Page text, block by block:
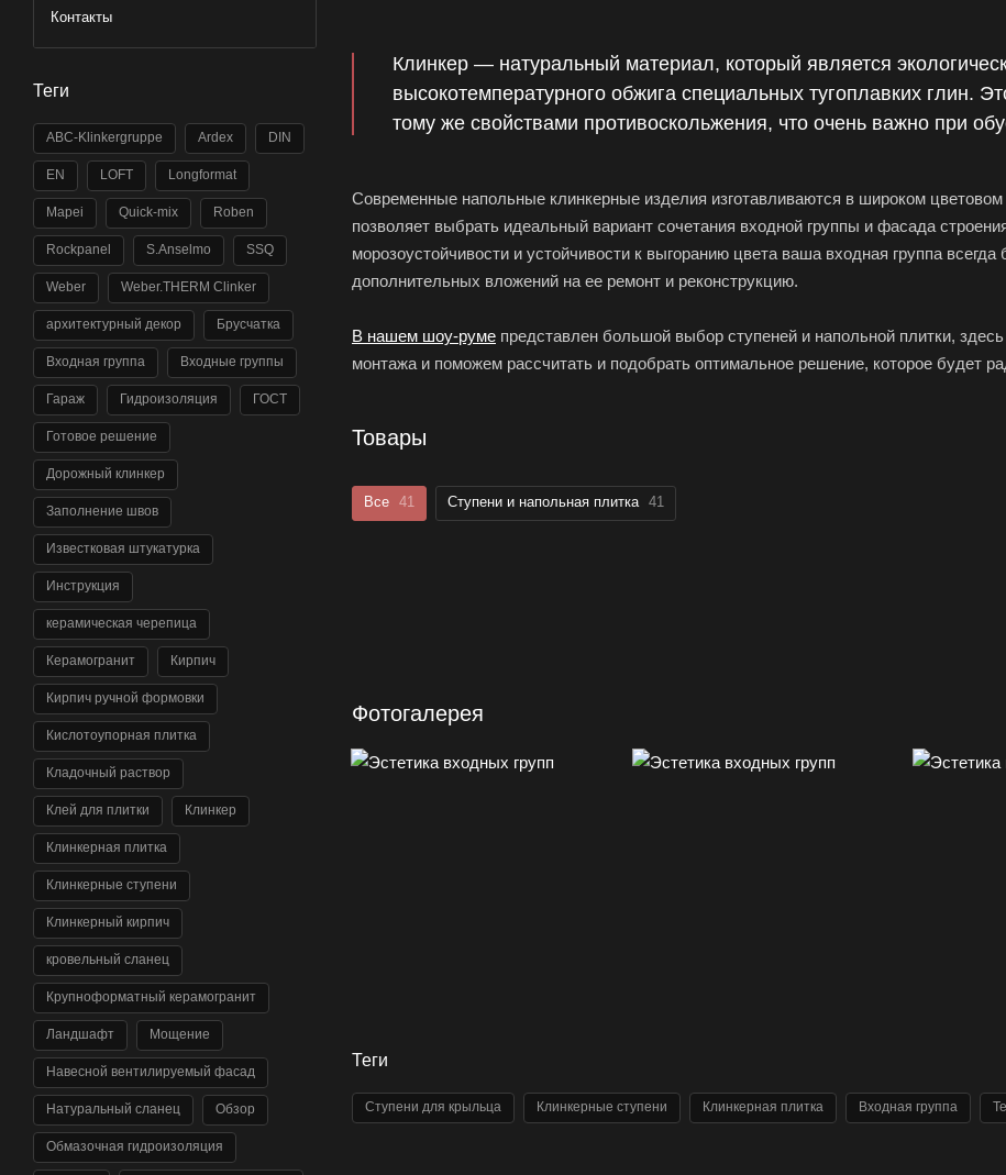
Клинкер — натуральный материал, который является
высокотемпературного обжига специальных тугоплавких глин.
тому же свойствами противоскольжения, что очень важно при
Современные напольные клинкерные изделия изготавливаются в широком
позволяет выбрать идеальный вариант сочетания входной группы и фасада
морозоустойчивости и устойчивости к выгоранию цвета ваша входная группа
дополнительных вложений на ее ремонт и реконструкцию.
В нашем шоу-руме представлен большой выбор ступеней и напольной плитки,
монтажа и поможем рассчитать и подобрать оптимальное решение, которое будет
Товары
Все 41 Ступени и напольная плитка 41
Фотогалерея
Теги
Ступени для крыльца Клинкерные ступени Клинкерная плитка Входная группа
Контакты
Теги
ABC-Klinkergruppe Ardex DIN
EN LOFT Longformat
Mapei Quick-mix Roben
Rockpanel S.Anselmo SSQ
Weber Weber.THERM Clinker
архитектурный декор Брусчатка
Входная группа Входные группы
Гараж Гидроизоляция ГОСТ
Готовое решение
Дорожный клинкер
Заполнение швов
Известковая штукатурка
Инструкция
керамическая черепица
Керамогранит Кирпич
Кирпич ручной формовки
Кислотоупорная плитка
Кладочный раствор
Клей для плитки Клинкер
Клинкерная плитка
Клинкерные ступени
Клинкерный кирпич
кровельный сланец
Крупноформатный керамогранит
Ландшафт Мощение
Навесной вентилируемый фасад
Натуральный сланец Обзор
Обмазочная гидроизоляция